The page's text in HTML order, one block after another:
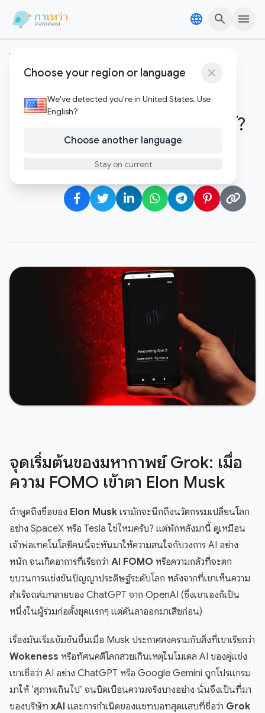
Choose your region or language
We've detected you're in United States. Use
English?
Choose another language
Stay on current
เทคโนโลยีอัพเดต
เจาะลึกดราม่า Grok: เมื่อ Elon
Musk รีบปั้น AI สาย ‘ขบถ’ จน
กลายเป็นหายนะที่หลีกเลี่ยงไม่ได้?
มกราคม 18, 2026 •1 minute to read
จุดเริ่มต้นของมหากาพย์ Grok: เมื่อ
ความ FOMO เข้าตา Elon Musk
ถ้าพูดถึงชื่อของ Elon Musk เรามักจะนึกถึงนวัตกรรมเปลี่ยนโลก
อย่าง SpaceX หรือ Tesla ใช่ไหมครับ? แต่พักหลังมานี้ ดูเหมือน
เจ้าพ่อเทคโนโลยีคนนี้จะหันมาให้ความสนใจกับวงการ AI อย่าง
หนัก จนเกิดอาการที่เรียกว่า AI FOMO หรือความกลัวที่จะตก
ขบวนการแข่งขันปัญญาประดิษฐ์ระดับโลก หลังจากที่เขาเห็นความ
สำเร็จถล่มทลายของ ChatGPT จาก OpenAI (ซึ่งเขาเองก็เป็น
หนึ่งในผู้ร่วมก่อตั้งยุคแรกๆ แต่ดันลาออกมาเสียก่อน)
เรื่องมันเริ่มเข้มข้นขึ้นเมื่อ Musk ประกาศสงครามกับสิ่งที่เขาเรียกว่า
Wokeness หรือทัศนคติโลกสวยเกินเหตุในโมเดล AI ของคู่แข่ง
เขาเชื่อว่า AI อย่าง ChatGPT หรือ Google Gemini ถูกโปรแกรม
มาให้ ‘สุภาพเกินไป’ จนบิดเบือนความจริงบางอย่าง นั่นจึงเป็นที่มา
ของบริษัท xAI และการกำเนิดของแชทบอทสุดแสบที่ชื่อว่า Grok